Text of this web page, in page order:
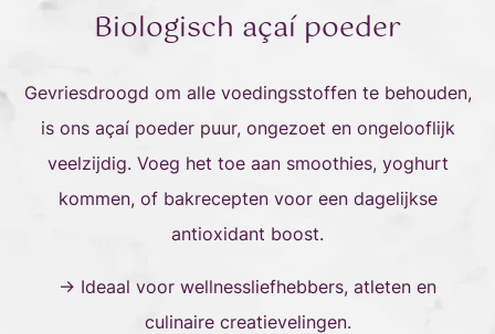
Biologisch açaí poeder
Gevriesdroogd om alle voedingsstoffen te behouden,
is ons açaí poeder puur, ongezoet en ongelooflijk
veelzijdig. Voeg het toe aan smoothies, yoghurt
kommen, of bakrecepten voor een dagelijkse
antioxidant boost.
→ Ideaal voor wellnessliefhebbers, atleten en
culinaire creatievelingen.